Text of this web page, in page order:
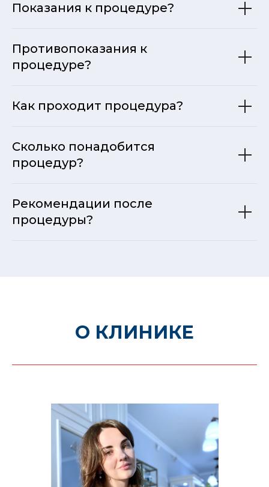
Показания к процедуре?
Противопоказания к
процедуре?
Как проходит процедура?
Сколько понадобится
процедур?
Рекомендации после
процедуры?
О КЛИНИКЕ